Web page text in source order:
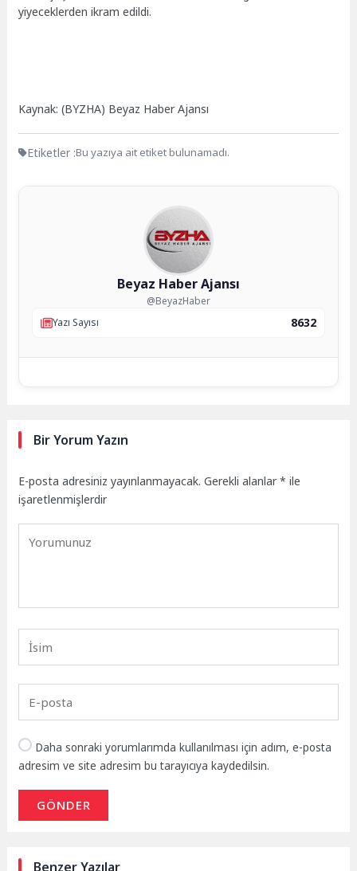
yiyeceklerden ikram edildi.
Kaynak: (BYZHA) Beyaz Haber Ajansı
Etiketler :Bu yazıya ait etiket bulunamadı.
Beyaz Haber Ajansı
@BeyazHaber
Yazı Sayısı
8632
Bir Yorum Yazın
E-posta adresiniz yayınlanmayacak. Gerekli alanlar* ile
işaretlenmişlerdir
Daha sonraki yorumlarımda kullanılması için adım, e-posta
adresim ve site adresim bu tarayıcıya kaydedilsin.
GÖNDER
Benzer Yazılar